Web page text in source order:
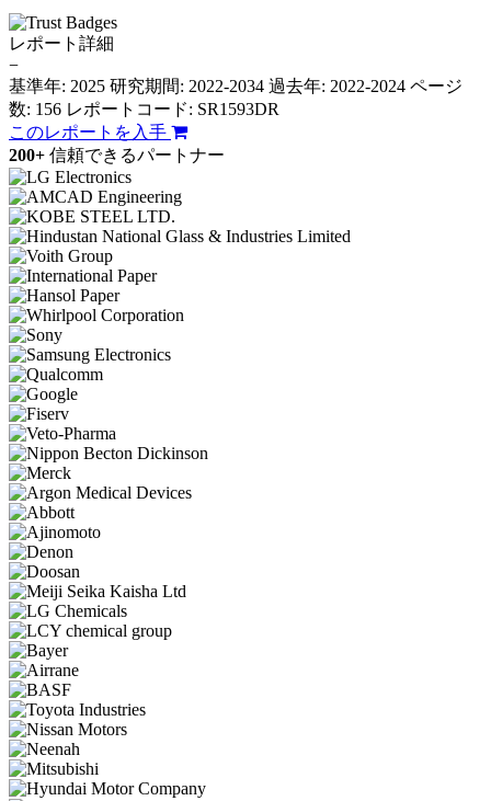
レポート詳細
−
基準年: 2025 研究期間: 2022-2034 過去年: 2022-2024 ページ
数: 156 レポートコード: SR1593DR
このレポートを入手
200+ 信頼できるパートナー